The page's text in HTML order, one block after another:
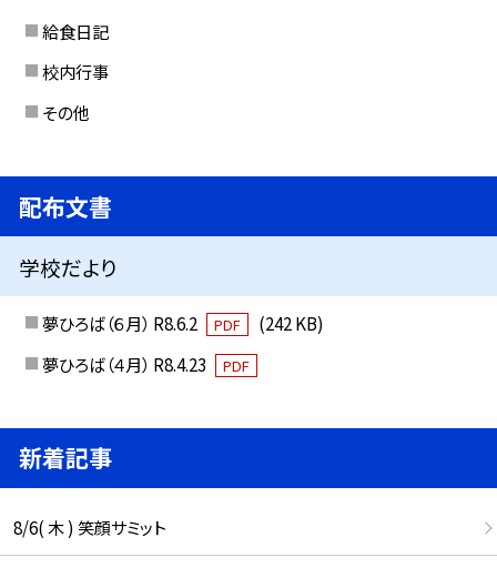
給食日記
校内行事
その他
配布文書
学校だより
夢ひろば（６月） R8.6.2 PDF
(242 KB)
夢ひろば（４月） R8.4.23
PDF
新着記事
8/6( 木 ) 笑顔サミット